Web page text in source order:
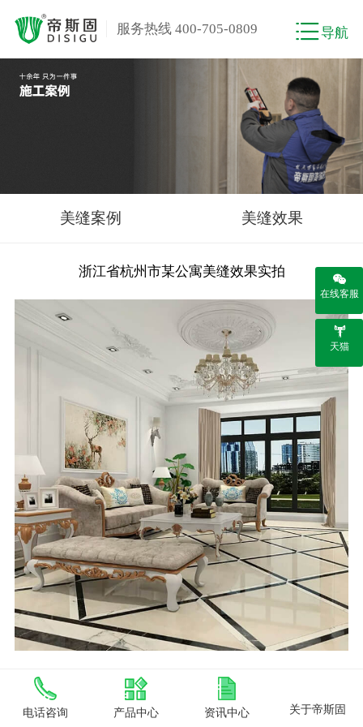
服务热线 400-705-0809 导航
美缝案例 美缝效果
浙江省杭州市某公寓美缝效果实拍
在线客服
天猫
电话咨询 产品中心 资讯中心 关于帝斯固